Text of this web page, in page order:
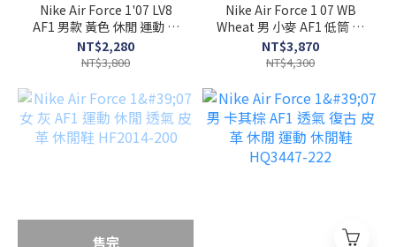
Nike Air Force 1'07 LV8
AF1 男款 黃色 休閒 運動 休
閒鞋 HJ4465-700
NT$2,280
NT$3,800
Nike Air Force 1 07 WB
Wheat 男 小麥 AF1 低筒 運
動 休閒鞋 CJ9179-200
NT$3,870
NT$4,300
售完